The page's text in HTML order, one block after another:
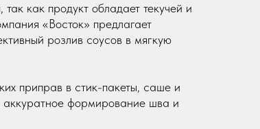
как продукт обладает текучей и
«Восток» предлагает
розлив соусов в мягкую
приправ в стик-пакеты, саше и
формирование шва и